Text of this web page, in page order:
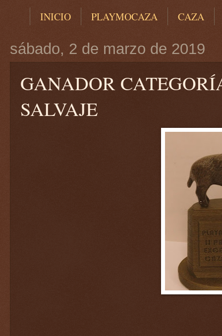
INICIO PLAYMOCAZA CAZA
sábado, 2 de marzo de 2019
GANADOR
SALVAJE